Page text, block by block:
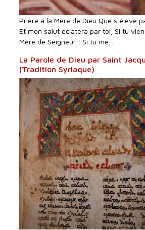
Prière à la Mère de Dieu Que s’élève
Et mon salut éclatera par toi, Si tu
Mère de Seigneur ! Si tu me...
La Parole de Dieu par Saint
(Tradition Syriaque)